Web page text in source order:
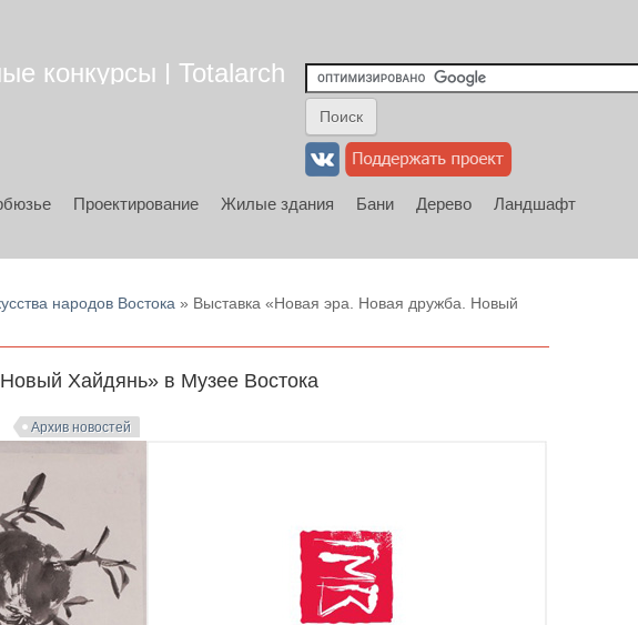
конкурсы | Totalarch
Проектирование Жилые здания Бани Дерево
Ландшафт
народов Востока » Выставка «Новая эра. Новая дружба. Новый
Хайдянь» в Музее Востока
Архив новостей